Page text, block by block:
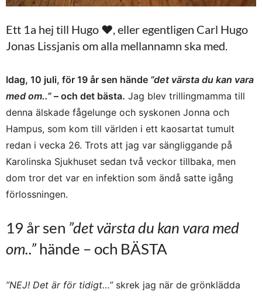
Ett 1a hej till Hugo ♥, eller egentligen Carl Hugo
Jonas Lissjanis om alla mellannamn ska med.
Idag, 10 juli, för 19 år sen hände ”det värsta du kan vara
med om..” – och det bästa. Jag blev trillingmamma till
denna älskade fågelunge och syskonen Jonna och
Hampus, som kom till världen i ett kaosartat tumult
redan i vecka 26. Trots att jag var sängliggande på
Karolinska Sjukhuset sedan två veckor tillbaka, men
dom tror det var en infektion som ändå satte igång
förlossningen.
19 år sen ”det värsta du kan vara med
om..”hände – och BÄSTA
”NEJ! Det är för tidigt…”skrek jag när de grönklädda